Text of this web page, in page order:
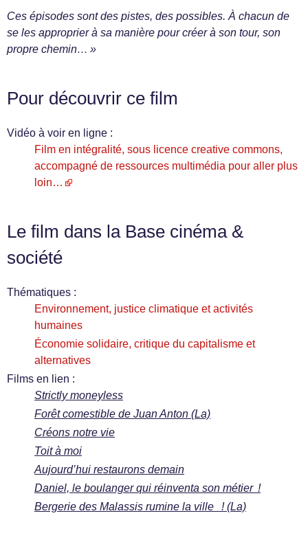
Ces épisodes sont des pistes, des possibles. À chacun de
se les approprier à sa manière pour créer à son tour, son
propre chemin… »
Pour découvrir ce film
Vidéo à voir en ligne :
Film en intégralité, sous licence creative commons,
accompagné de ressources multimédia pour aller plus
loin…
Le film dans la Base cinéma &
société
Thématiques :
Environnement, justice climatique et activités
humaines
Économie solidaire, critique du capitalisme et
alternatives
Films en lien :
Strictly moneyless
Forêt comestible de Juan Anton (La)
Créons notre vie
Toit à moi
Aujourd’hui restaurons demain
Daniel, le boulanger qui réinventa son métier !
Bergerie des Malassis rumine la ville ! (La)